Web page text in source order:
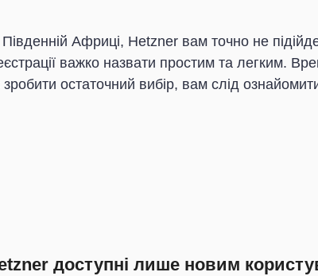
Африці, Hetzner вам точно не
важко назвати простим та легким.
остаточний вибір, вам слід
доступні лише новим